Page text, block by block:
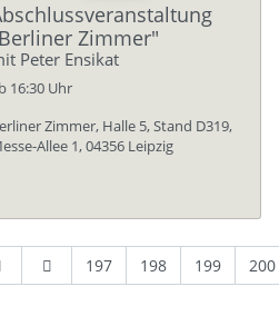
Zimmer"
Peter Ensikat
16:30 Uhr
Zimmer, Halle 5, Stand D319,
Allee 1, 04356 Leipzig
197 198 199 200